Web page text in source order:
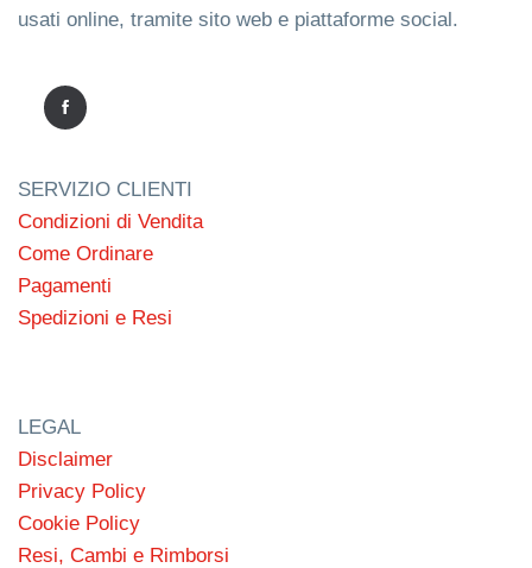
usati online, tramite sito web e piattaforme social.
SERVIZIO CLIENTI
Condizioni di Vendita
Come Ordinare
Pagamenti
Spedizioni e Resi
LEGAL
Disclaimer
Privacy Policy
Cookie Policy
Resi, Cambi e Rimborsi